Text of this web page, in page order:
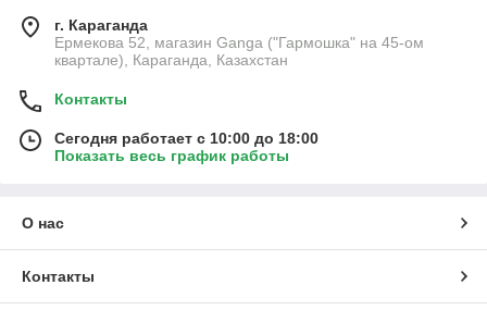
г. Караганда
Ермекова 52, магазин Ganga ("Гармошка" на 45-ом
квартале), Караганда, Казахстан
Контакты
Сегодня работает с 10:00 до 18:00
Показать весь график работы
О нас
Контакты